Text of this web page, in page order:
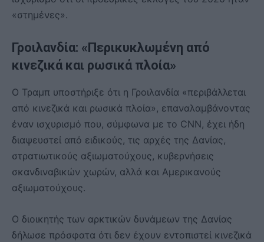
«στημένες».
Γροιλανδία: «Περικυκλωμένη από
κινεζικά και ρωσικά πλοία»
Ο Τραμπ υποστήριξε ότι η Γροιλανδία «περιβάλλεται
από κινεζικά και ρωσικά πλοία», επαναλαμβάνοντας
έναν ισχυρισμό που, σύμφωνα με το CNN, έχει ήδη
διαψευστεί από ειδικούς, τις αρχές της Δανίας,
στρατιωτικούς αξιωματούχους, κυβερνήσεις
σκανδιναβικών χωρών, αλλά και Αμερικανούς
αξιωματούχους.
Ο διοικητής των αρκτικών δυνάμεων της Δανίας
δήλωσε πρόσφατα ότι δεν έχουν εντοπιστεί κινεζικά